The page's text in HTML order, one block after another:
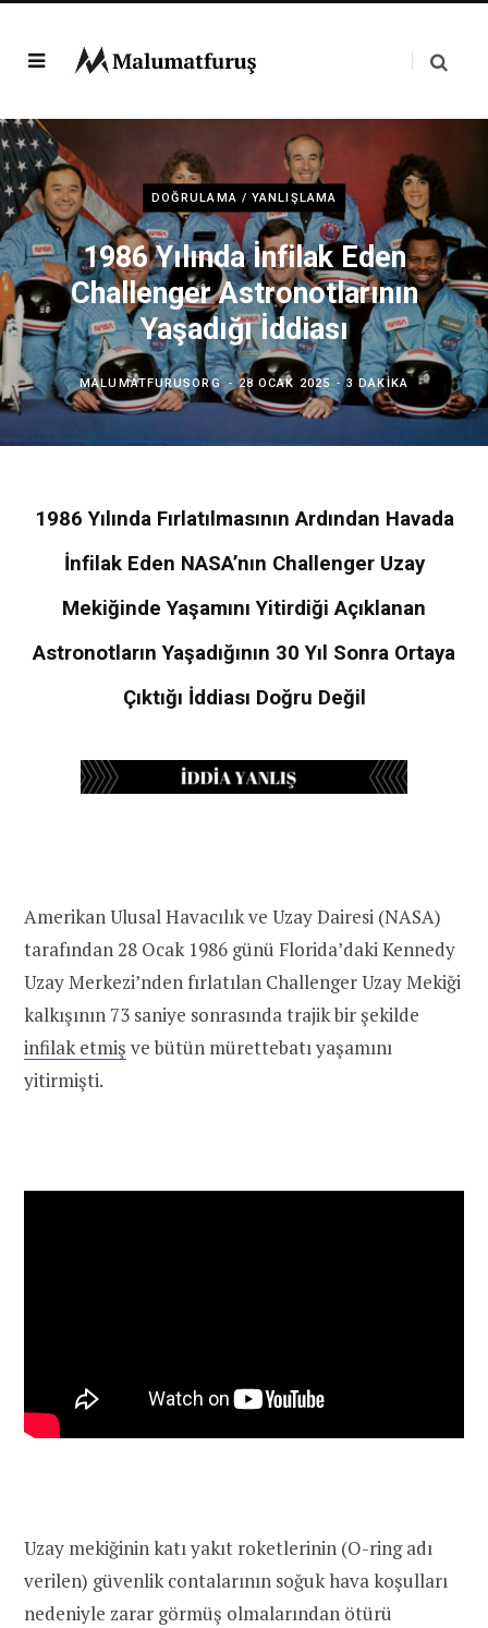
DOĞRULAMA / YANLIŞLAMA
1986 Yılında İnfilak Eden
Challenger Astronotlarının
Yaşadığı İddiası
MALUMATFURUSORG 28 OCAK 2025 3 DAKIKA
1986 Yılında Fırlatılmasının Ardından Havada
İnfilak Eden NASA’nın Challenger Uzay
Mekiğinde Yaşamını Yitirdiği Açıklanan
Astronotların Yaşadığının 30 Yıl Sonra Ortaya
Çıktığı İddiası Doğru Değil
Amerikan Ulusal Havacılık ve Uzay Dairesi (NASA)
tarafından 28 Ocak 1986 günü Florida’daki Kennedy
Uzay Merkezi’nden fırlatılan Challenger Uzay Mekiği
kalkışının 73 saniye sonrasında trajik bir şekilde
infilak etmiş ve bütün mürettebatı yaşamını
yitirmişti.
Uzay mekiğinin katı yakıt roketlerinin (O-ring adı
verilen) güvenlik contalarının soğuk hava koşulları
nedeniyle zarar görmüş olmalarından ötürü